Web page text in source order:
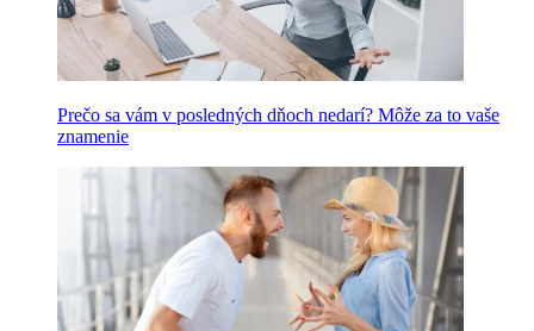
Prečo sa vám v posledných dňoch nedarí? Môže za to vaše
znamenie